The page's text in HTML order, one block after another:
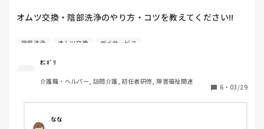
オムツ交換・陰部洗浄のやり方・コツを教えてください!!
元々デイサービスでどっちも経験なくてт т
カイテク・タイミーやってるんですけど、頼まれたらできな
陰部洗浄 オムツ交換 デイサービス
ｵﾆｷﾞﾘ
介護職・ヘルパー, 訪問介護, 初任者研修, 障害福祉関連
6 ・ 03/29
なな